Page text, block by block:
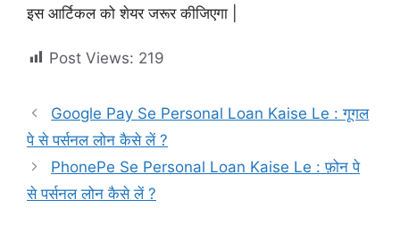
इस आर्टिकल को शेयर जरूर कीजिएगा |
Post Views: 219
Google Pay Se Personal Loan Kaise Le : गूगल
पे से पर्सनल लोन कैसे लें ?
PhonePe Se Personal Loan Kaise Le : फ़ोन पे
से पर्सनल लोन कैसे लें ?